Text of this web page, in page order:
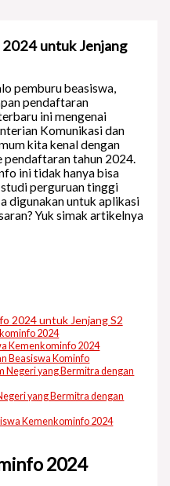
untuk Jenjang
pemburu beasiswa,
pendaftaran
ini mengenai
Komunikasi dan
kita kenal dengan
tahun 2024.
ini tidak hanya bisa
perguruan tinggi
digunakan untuk aplikasi
Yuk simak artikelnya
2024 untuk Jenjang S2
2024
Kemenkominfo 2024
Beasiswa Kominfo
Negeri yang Bermitra dengan
yang Bermitra dengan
Kemenkominfo 2024
2024